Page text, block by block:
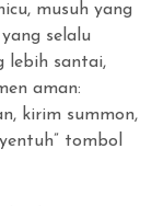
musuh yang
selalu
lebih santai,
aman:
kirim summon,
tombol